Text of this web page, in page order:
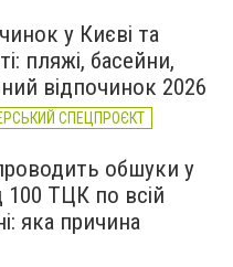
у Києві та
пляжі, басейни,
відпочинок 2026
СПЕЦПРОЄКТ
обшуки у
100 ТЦК по всій
яка причина